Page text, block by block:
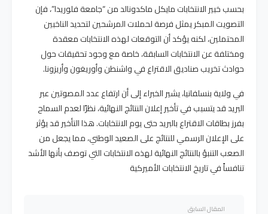
بحسب خبير الانتخابات مايكل ماكدونالد من “جامعة فلوريدا”، فإن
التصويت المبكر يمثل فرصة لحملات المرشحين لتحديد الناخبين
المحتملين، لكنه يؤكد أن التوقعات لهذه الانتخابات معقدة
ومختلفة عن الانتخابات السابقة، خاصة مع وجود تحقيقات حول
حوادث تخريب صناديق الاقتراع في واشنطن وأوريغون وأريزونا.
في ولاية بنسلفانيا، يشير الخبراء إلى أن ارتفاع عدد المصوتين عبر
البريد قد يتسبب في تأخير إعلان النتائج النهائية، نظرًا لعدم السماح
بفرز بطاقات الاقتراع بالبريد حتى يوم الانتخابات. هذا التأخير قد يؤثر
على الإعلان الرسمي للنتائج على الصعيد الوطني، مما يجعل من
الصعب التنبؤ بالنتائج النهائية لهذه الانتخابات التي توصف بأنها الأشد
تنافساً في تاريخ الانتخابات الأميركية
المقال السابق